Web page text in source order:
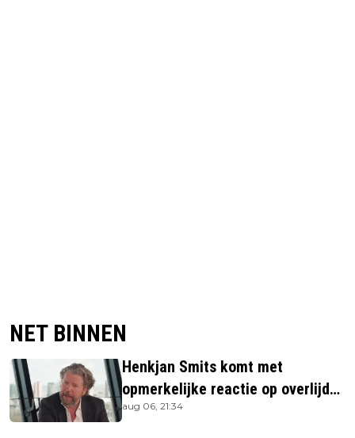
NET BINNEN
Henkjan Smits komt met
opmerkelijke reactie op overlijden
Jerney Kaagman
aug 06, 21:34